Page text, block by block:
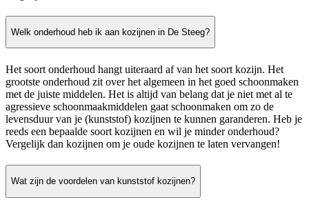
Welk onderhoud heb ik aan kozijnen in De Steeg?
Het soort onderhoud hangt uiteraard af van het soort kozijn. Het
grootste onderhoud zit over het algemeen in het goed schoonmaken
met de juiste middelen. Het is altijd van belang dat je niet met al te
agressieve schoonmaakmiddelen gaat schoonmaken om zo de
levensduur van je (kunststof) kozijnen te kunnen garanderen. Heb je
reeds een bepaalde soort kozijnen en wil je minder onderhoud?
Vergelijk dan kozijnen om je oude kozijnen te laten vervangen!
Wat zijn de voordelen van kunststof kozijnen?